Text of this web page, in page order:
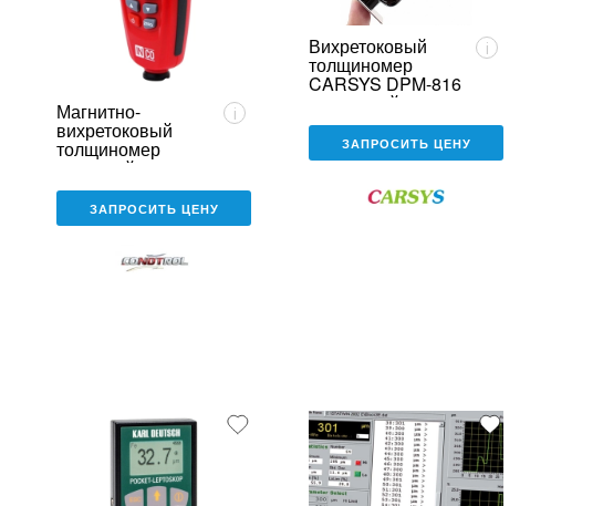
Магнитно-
вихретоковый
толщиномер
покрытий
INFINITER InCO
i
ЗАПРОСИТЬ ЦЕНУ
Вихретоковый
толщиномер
CARSYS DPM-816
с поверкой
i
ЗАПРОСИТЬ ЦЕНУ